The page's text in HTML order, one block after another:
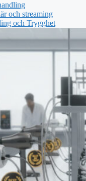
och streaming
och Trygghet